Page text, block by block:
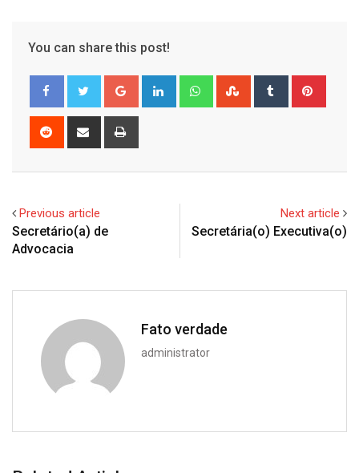
You can share this post!
Google+ LinkedIn WhatsappStumbleUpon
Tumblr
Reddit
Share
Previous article
Secretário(a) de
Advocacia
Next article
Secretária(o) Executiva(o)
Fato verdade
administrator